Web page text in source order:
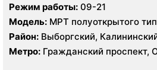
Режим работы: 09-21
Модель: МРТ полуоткрытого
Espree 1.5 Тесла, КТ Siemens
срезов, КТ Siemens SOMATOM
Район: Выборгский,
область, Приморский
Метро: Гражданский проспект,